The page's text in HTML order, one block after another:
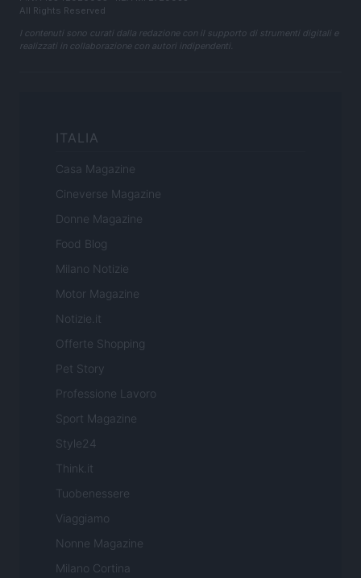
All Rights Reserved
I contenuti sono curati dalla redazione con il supporto di strumenti digitali e
realizzati in collaborazione con autori indipendenti.
ITALIA
Casa Magazine
Cineverse Magazine
Donne Magazine
Food Blog
Milano Notizie
Motor Magazine
Notizie.it
Offerte Shopping
Pet Story
Professione Lavoro
Sport Magazine
Style24
Think.it
Tuobenessere
Viaggiamo
Nonne Magazine
Milano Cortina